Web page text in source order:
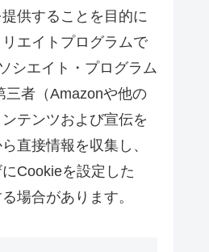
供することを目的に
エイトプログラムで
シエイト・プログラム
三者（Amazonや他の
テンツおよび宣伝を
直接情報を収集し、
Cookieを設定した
場合があります。